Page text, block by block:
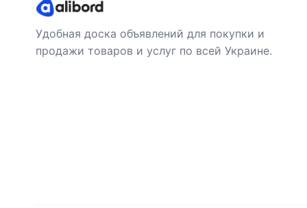
Удобная доска объявлений для покупки и
продажи товаров и услуг по всей Украине.